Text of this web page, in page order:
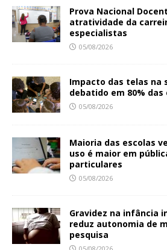
Prova Nacional
atratividade da
especialistas
05/08/2026
Impacto das telas na
debatido em 80% das
05/08/2026
Maioria das escolas
uso é maior em
particulares
05/08/2026
Gravidez na infância
reduz autonomia de
pesquisa